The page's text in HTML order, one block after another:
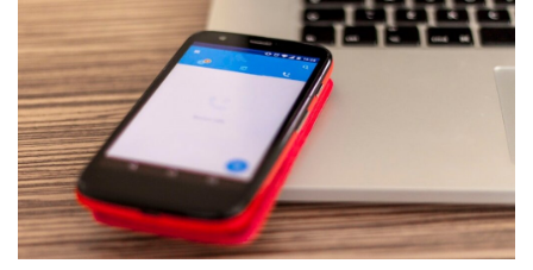
Contactos
sede
ECTS
(European
credits
transfer
system)
Visuales
Departamento
de
Didáctica
Departamento
de
Carrera
Alias
Laboratorios
y
sede